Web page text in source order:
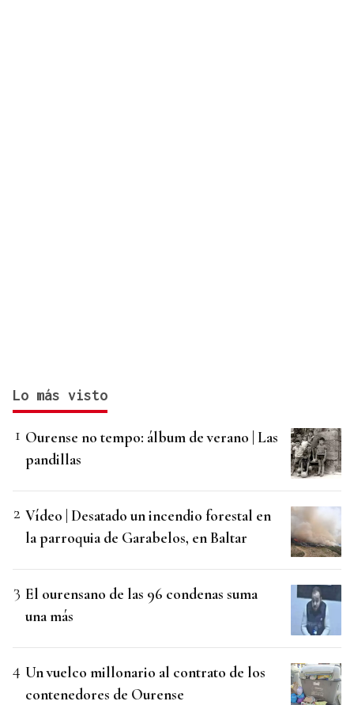
Lo más visto
Ourense no tempo: álbum de verano | Las
pandillas
Vídeo | Desatado un incendio forestal en
la parroquia de Garabelos, en Baltar
El ourensano de las 96 condenas suma
una más
Un vuelco millonario al contrato de los
contenedores de Ourense